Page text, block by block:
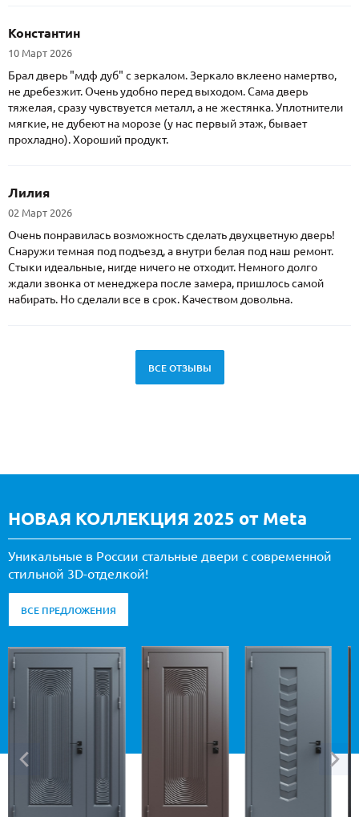
Константин
10 Март 2026
Брал дверь "мдф дуб" с зеркалом. Зеркало вклеено намертво,
не дребезжит. Очень удобно перед выходом. Сама дверь
тяжелая, сразу чувствуется металл, а не жестянка. Уплотнители
мягкие, не дубеют на морозе (у нас первый этаж, бывает
прохладно). Хороший продукт.
Лилия
02 Март 2026
Очень понравилась возможность сделать двухцветную дверь!
Снаружи темная под подъезд, а внутри белая под наш ремонт.
Стыки идеальные, нигде ничего не отходит. Немного долго
ждали звонка от менеджера после замера, пришлось самой
набирать. Но сделали все в срок. Качеством довольна.
ВСЕ ОТЗЫВЫ
НОВАЯ КОЛЛЕКЦИЯ 2025 от Meta
Уникальные в России стальные двери с современной
стильной 3D-отделкой!
ВСЕ ПРЕДЛОЖЕНИЯ